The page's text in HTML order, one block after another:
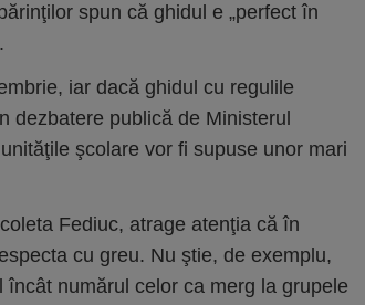
spun că ghidul e „perfect în
iar dacă ghidul cu regulile
dezbatere publică de Ministerul
şcolare vor fi supuse unor mari
Fediuc, atrage atenţia că în
cu greu. Nu ştie, de exemplu,
numărul celor ca merg la grupele